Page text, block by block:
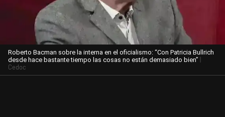
Roberto Bacman sobre la interna en el oficialismo: “Con Patricia Bullrich
desde hace bastante tiempo las cosas no están demasiado bien” |
Cedoc